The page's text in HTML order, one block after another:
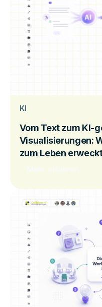
KI
Vom Text zum KI-
Visualisierungen:
zum Leben